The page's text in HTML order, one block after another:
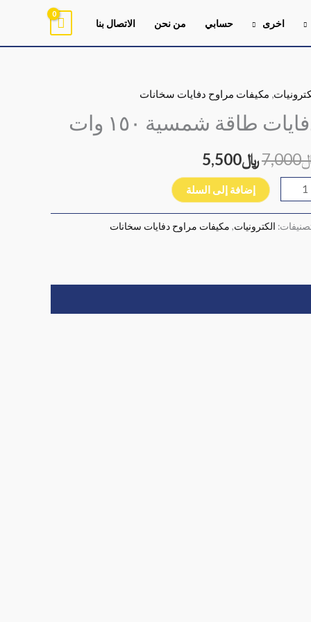
اخرى حسابي من نحن الاتصال بنا
, مكيفات مراوح دفايات سخانات
طاقة شمسية ١٥٠ وات
7,000
السعر
الأصلي
هو:
﷼7,000.
﷼5,500
السعر
الحالي
﷼5,500.
إضافة إلى السلة
الكترونيات, مكيفات مراوح دفايات سخانات